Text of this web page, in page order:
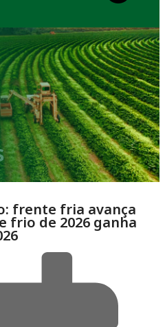
frente fria avança
frio de 2026 ganha